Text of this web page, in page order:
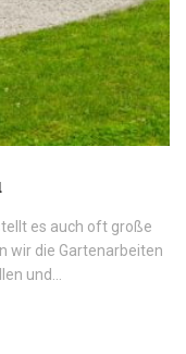
es auch oft große
wir die Gartenarbeiten
und…